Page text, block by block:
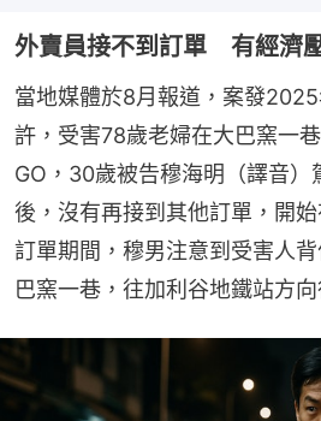
外賣員接不到訂單 有經濟
當地媒體於8月報道，案發
許，受害78歲老婦在大巴窯一
GO，30歲被告穆海明（譯音）
後，沒有再接到其他訂單，開
訂單期間，穆男注意到受害人
巴窯一巷，往加利谷地鐵站方向